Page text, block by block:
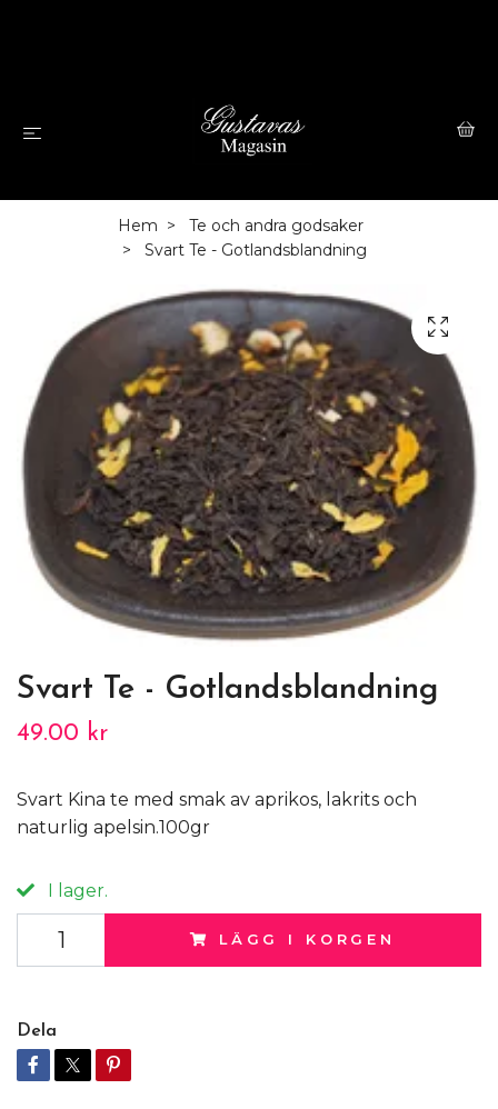
Hem
Te och andra godsaker
Svart Te - Gotlandsblandning
Svart Te - Gotlandsblandning
49.00 kr
Svart Kina te med smak av aprikos, lakrits och
naturlig apelsin.100gr
I lager.
LÄGG I KORGEN
Dela